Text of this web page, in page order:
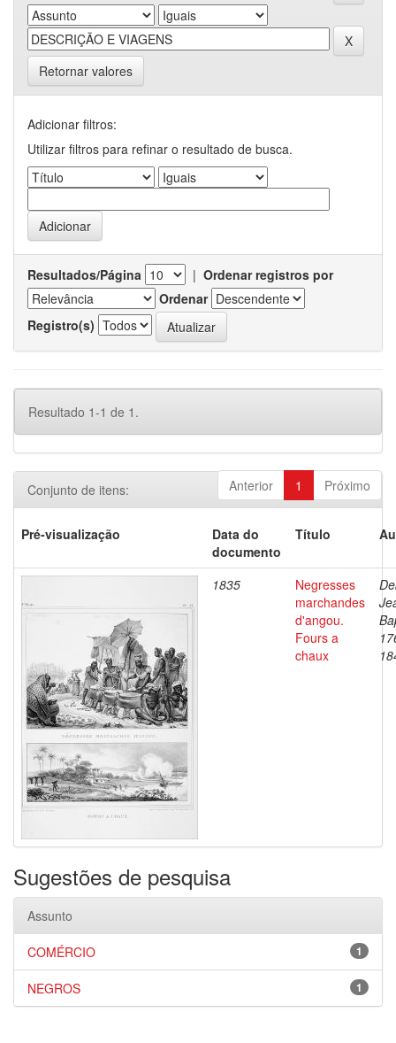
Retornar valores
Adicionar filtros:
Utilizar filtros para refinar o resultado de busca.
Resultados/Página | Ordenar registros por
Ordenar
Registro(s)
Resultado 1-1 de 1.
Anterior 1 Próximo
Conjunto de itens:
Pré-visualização
Data do
documento
Título
1835
Negresses
marchandes
d'angou.
Fours a
chaux
Sugestões de pesquisa
Assunto
1
COMÉRCIO
1
NEGROS